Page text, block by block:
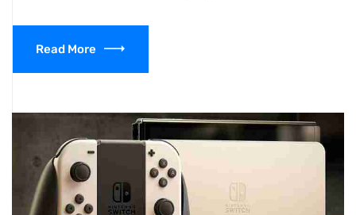
Read More